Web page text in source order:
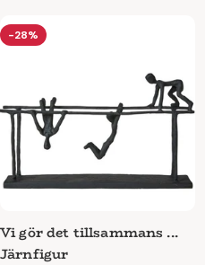
-28%
Vi gör det tillsammans ...
Järnfigur